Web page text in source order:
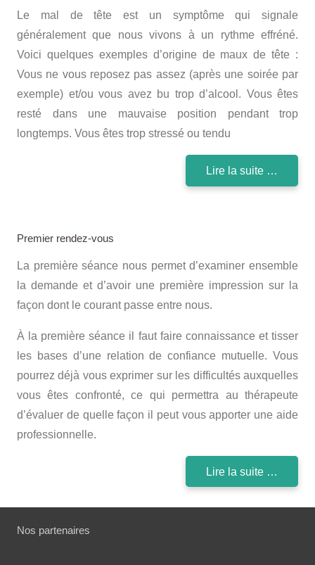
Le mal de tête est un symptôme qui signale
généralement que nous vivons à un rythme effréné.
Voici quelques exemples d’origine de maux de tête :
Vous ne vous reposez pas assez (après une soirée par
exemple) et/ou vous avez bu trop d’alcool. Vous êtes
resté dans une mauvaise position pendant trop
longtemps. Vous êtes trop stressé ou tendu
Lire la suite …
Premier rendez-vous
La première séance nous permet d’examiner ensemble
la demande et d’avoir une première impression sur la
façon dont le courant passe entre nous.
À la première séance il faut faire connaissance et tisser
les bases d’une relation de confiance mutuelle. Vous
pourrez déjà vous exprimer sur les difficultés auxquelles
vous êtes confronté, ce qui permettra au thérapeute
d’évaluer de quelle façon il peut vous apporter une aide
professionnelle.
Lire la suite …
Nos partenaires